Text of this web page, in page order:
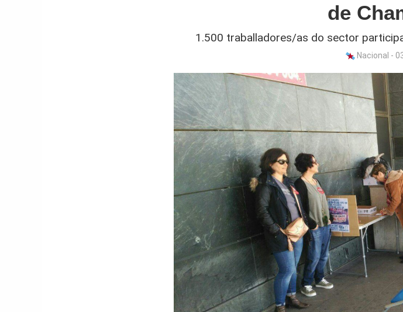
de
1.500 traballadores/as do sector
Nacional -